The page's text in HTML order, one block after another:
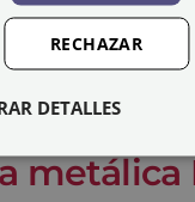
metálica
RECHAZAR
DETALLES